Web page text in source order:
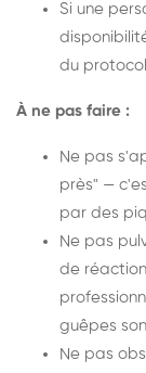
Si une
du
À ne pas faire :
Ne pas
près" —
par des
Ne pas
de
guêpes
Ne pas